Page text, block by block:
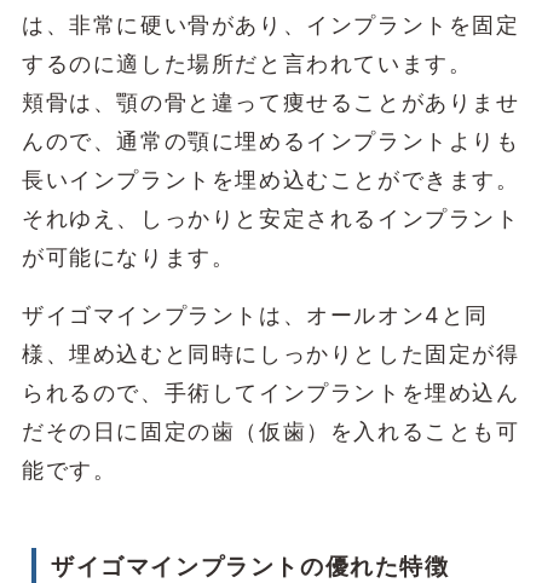
は、非常に硬い骨があり、インプラントを固定
するのに適した場所だと言われています。
頬骨は、顎の骨と違って痩せることがありませ
んので、通常の顎に埋めるインプラントよりも
長いインプラントを埋め込むことができます。
それゆえ、しっかりと安定されるインプラント
が可能になります。
ザイゴマインプラントは、オールオン4と同
様、埋め込むと同時にしっかりとした固定が得
られるので、手術してインプラントを埋め込ん
だその日に固定の歯（仮歯）を入れることも可
能です。
ザイゴマインプラントの優れた特徴